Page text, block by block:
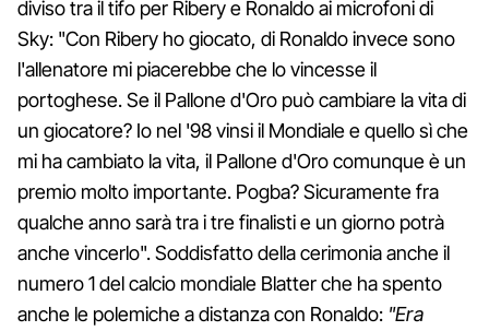
diviso tra il tifo per Ribery e Ronaldo ai microfoni di
Sky: "Con Ribery ho giocato, di Ronaldo invece sono
l'allenatore mi piacerebbe che lo vincesse il
portoghese. Se il Pallone d'Oro può cambiare la vita di
un giocatore? Io nel '98 vinsi il Mondiale e quello sì che
mi ha cambiato la vita, il Pallone d'Oro comunque è un
premio molto importante. Pogba? Sicuramente fra
qualche anno sarà tra i tre finalisti e un giorno potrà
anche vincerlo". Soddisfatto della cerimonia anche il
numero 1 del calcio mondiale Blatter che ha spento
anche le polemiche a distanza con Ronaldo: "Era